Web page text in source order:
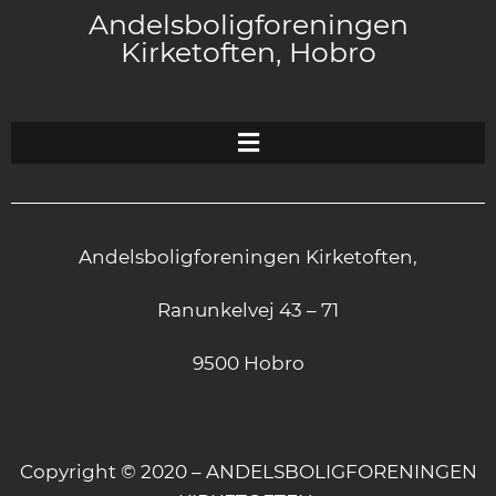
Andelsboligforeningen
Kirketoften, Hobro
Andelsboligforeningen Kirketoften,
Ranunkelvej 43 – 71
9500 Hobro
Copyright © 2020 – ANDELSBOLIGFORENINGEN